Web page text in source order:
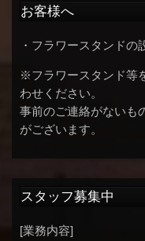
お客様へ
・フラワースタンドの
※フラワースタンド等
わせください。
事前のご連絡がないも
がございます。
スタッフ募集中
[業務内容]